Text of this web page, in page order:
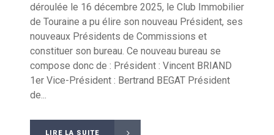
déroulée le 16 décembre 2025, le Club Immobilier
de Touraine a pu élire son nouveau Président, ses
nouveaux Présidents de Commissions et
constituer son bureau. Ce nouveau bureau se
compose donc de : Président : Vincent BRIAND
1er Vice-Président : Bertrand BEGAT Président
de...
LIRE LA SUITE